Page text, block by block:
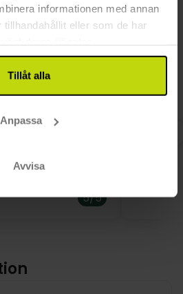
informationen med annan
eller som de har
Tillåt alla
Anpassa
Avvisa
5/5